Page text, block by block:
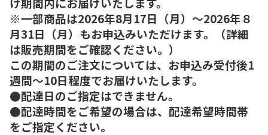
※一部商品は2026年8月17日（月）～2026年８
月31日（月）もお申込みいただけます。（詳細
は販売期間をご確認ください。）
この期間のご注文については、お申込み受付後1
週間～10日程度でお届けいたします。
●配達日のご指定はできません。
●配達時間をご希望の場合は、配達希望時間帯
をご指定ください。